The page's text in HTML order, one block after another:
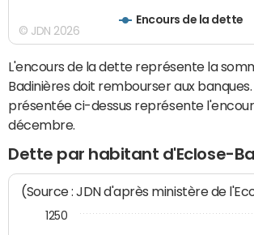
Encours de la dette
© JDN 2026
L'encours de la dette représente la
Badinières doit rembourser aux
présentée ci-dessus représente
décembre.
Dette par habitant d'Eclose-
(Source : JDN d'après ministère de
1250